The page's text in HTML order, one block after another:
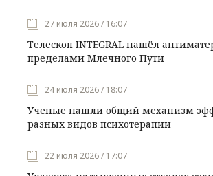
27 июля 2026 / 16:07
Телескоп INTEGRAL нашёл
пределами Млечного Пути
24 июля 2026 / 18:07
Ученые нашли общий механизм
разных видов психотерапии
22 июля 2026 / 17:07